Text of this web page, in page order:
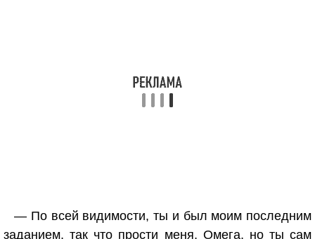
— По всей видимости, ты и был моим последним
заданием, так что прости меня, Омега, но ты сам